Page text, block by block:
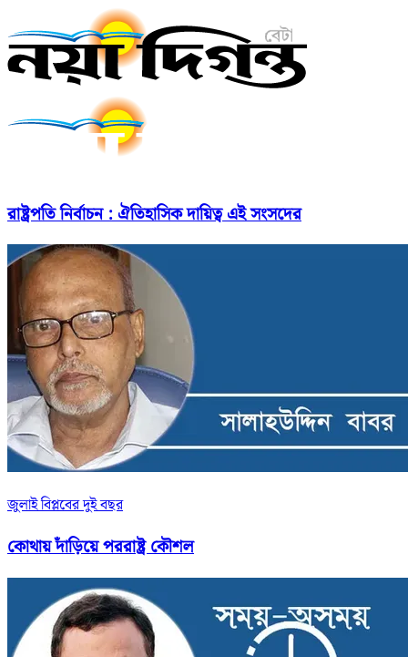
রাষ্ট্রপতি নির্বাচন : ঐতিহাসিক দায়িত্ব এই সংসদের
জুলাই বিপ্লবের দুই বছর
কোথায় দাঁড়িয়ে পররাষ্ট্র কৌশল